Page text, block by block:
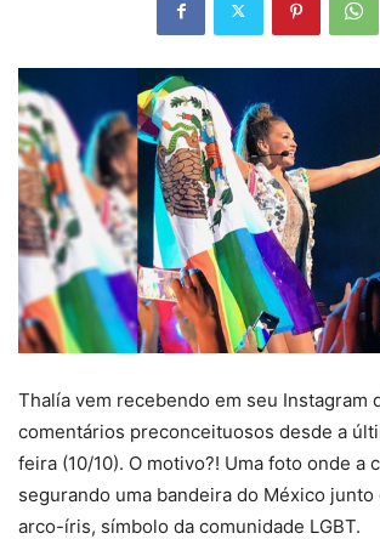
Thalía vem recebendo em seu Instagram
comentários preconceituosos desde a
feira (10/10). O motivo?! Uma foto onde a
segurando uma bandeira do México junto
arco-íris, símbolo da comunidade LGBT.